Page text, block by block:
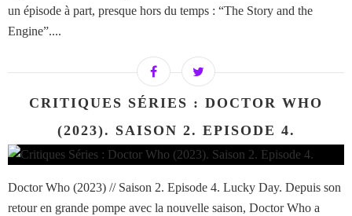
un épisode à part, presque hors du temps : “The Story and the
Engine”....
CRITIQUES SÉRIES : DOCTOR WHO
(2023). SAISON 2. EPISODE 4.
Doctor Who (2023) // Saison 2. Episode 4. Lucky Day. Depuis son
retour en grande pompe avec la nouvelle saison, Doctor Who a